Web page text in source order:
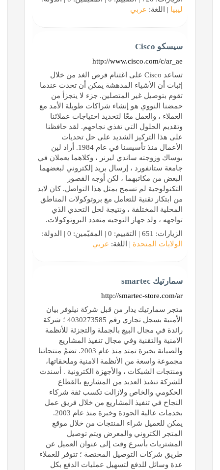
ليبيا | اللغة: عربي
سيسكو Cisco
http://www.cisco.com/c/ar_ae
تساعد Cisco على اغتنام فرص الغد من خلال
إثبات أن الأشياء المدهشة يمكن أن تحدث عندما
تقوم بتوصيل غير المتصلين. جزء لا يتجزأ من
حمضنا النووي هو إنشاء شراكات طويلة الأمد مع
العملاء ، والعمل معًا لتحديد احتياجات عملائنا
وتقديم الحلول التي تغذي نجاحهم. لقد حافظنا
على هذا التركيز الشديد على حل تحديات
الأعمال منذ تأسيسنا في عام 1984. أراد لين
بوساك وزوجته ساندي ليرنر ، وكلاهما يعملان في
جامعة ستانفورد ، إرسال بريد إلكتروني لبعضهما
البعض من مكاتبهما ، لكن أوجه القصور
التكنولوجية لم تسمح بمثل هذا التواصل. كان لابد
من ابتكار تقنية للتعامل مع بروتوكولات المناطق
المحلية المختلفة ، ونتيجة لحل التحدي الذي
تواجهه ، ولد جهاز التوجيه متعدد البروتوكولات.
الزيارات: 651 | التقييم: 0 | المقيّمين: 0 | الدولة:
الولايات المتحدة | اللغة: عربي
سمارتيك smartec
http://smartec-store.com/ar
متجر سمارتيك يدار من قبل شركة نیلوفر بيان
الأمنية بسجل تجاري رقم 4030273585 ؛ شركة
رائدة في مجال البيع بالجملة والتجزئة للأنظمة
الامنية والتقنية وفي مجال تنفيذ المشاريع
والصيانة بخبرة تمتد منذ عام 2003. تضمُ منتجاتنا
مجموعة واسعة من الأنظمة الامنية وملحقاتها،
ومنتجات الشبكات ، والأجهزة الكترونية . أسندت
للشركة تنفيذ العديد من المشاريع بالقطاع
الحكومي والخاص ولازالت تكسب ثقة شركاء
النجاح في تنفيذ المشاريع من خلال فريق عمل
بخدمات عالية الجودة وخبرة منذ عام 2003.
يمكن للعميل شراء المنتجات من خلال موقع
المتجر الكتروني والمعرض ويتم توصيل
المشتريات بأسرع وقت إلى عنوان العميل عن
طريق شركات التوصيل المختصة ؛ تتوفر للعملاء
عدة وسائل للدفع لتسهيل عمليات الدفع بكل